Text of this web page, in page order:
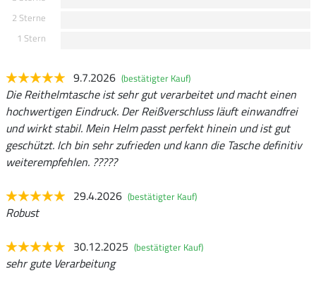
2 Sterne
1 Stern
9.7.2026 (bestätigter Kauf)
Die Reithelmtasche ist sehr gut verarbeitet und macht einen
hochwertigen Eindruck. Der Reißverschluss läuft einwandfrei
und wirkt stabil. Mein Helm passt perfekt hinein und ist gut
geschützt. Ich bin sehr zufrieden und kann die Tasche definitiv
weiterempfehlen. ?????
29.4.2026 (bestätigter Kauf)
Robust
30.12.2025 (bestätigter Kauf)
sehr gute Verarbeitung